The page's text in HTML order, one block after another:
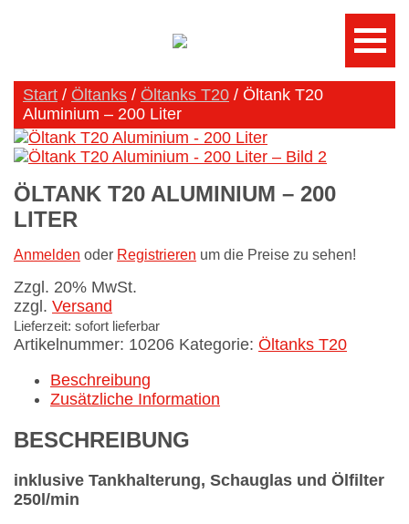
Start / Öltanks / Öltanks T20 / Öltank T20
Aluminium – 200 Liter
ÖLTANK T20 ALUMINIUM – 200
LITER
Anmelden oder Registrieren um die Preise zu sehen!
Zzgl. 20% MwSt.
zzgl. Versand
Lieferzeit: sofort lieferbar
Artikelnummer: 10206 Kategorie: Öltanks T20
Beschreibung
Zusätzliche Information
BESCHREIBUNG
inklusive Tankhalterung, Schauglas und Ölfilter
250l/min